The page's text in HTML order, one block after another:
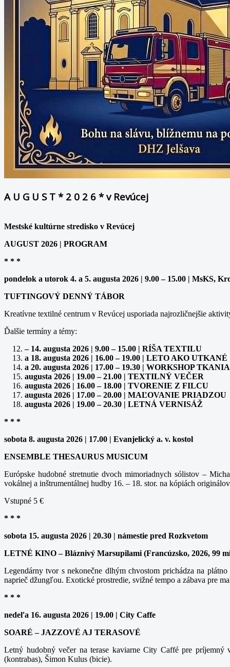
A U G U S T * 2 0 2 6 * v Revúcej
Mestské kultúrne stredisko v Revúcej
AUGUST 2026 | PROGRAM
* * *
pondelok a utorok 4. a 5. augusta 2026 | 9.00 – 15.00 | MsKS,
TUFTINGOVÝ DENNÝ TÁBOR
Kreatívne textilné centrum v Revúcej usporiada najrozličnejšie
Ďalšie termíny a témy:
– 14. augusta 2026 | 9.00 – 15.00 | RÍŠA TEXTILU
a 18. augusta 2026 | 16.00 – 19.00 | LETO AKO UTKANÉ
a 20. augusta 2026 | 17.00 – 19.30 | WORKSHOP
augusta 2026 | 19.00 – 21.00 | TEXTILNÝ VEČER
augusta 2026 | 16.00 – 18.00 | TVORENIE Z FILCU
augusta 2026 | 17.00 – 20.00 | MAĽOVANIE PRIADZOU
augusta 2026 | 19.00 – 20.30 | LETNÁ VERNISÁŽ
* * *
sobota 8. augusta 2026 | 17.00 | Evanjelický a. v. kostol
ENSEMBLE THESAURUS MUSICUM
Európske hudobné stretnutie dvoch mimoriadnych sólistov –
vokálnej a inštrumentálnej hudby 16. – 18. stor. na kópiách
Vstupné 5 €
* * *
sobota 15. augusta 2026 | 20.30 | námestie pred Rozkvetom
LETNÉ KINO – Bláznivý Marsupilami (Francúzsko, 2026, 99
Legendárny tvor s nekonečne dlhým chvostom prichádza na
naprieč džungľou. Exotické prostredie, svižné tempo a zábava pre
* * *
nedeľa 16. augusta 2026 | 19.00 | City Caffe
SOARÉ – JAZZOVÉ AJ TERASOVÉ
Letný hudobný večer na terase kaviarne City Caffé pre
(kontrabas), Šimon Kulus (bicie).